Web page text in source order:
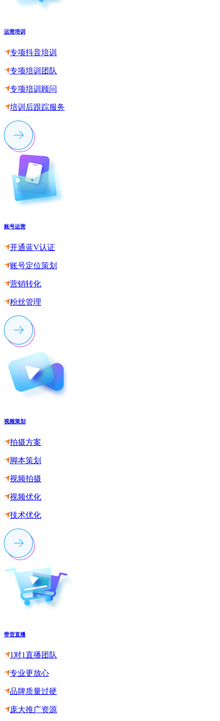
运营培训
专项抖音培训
专项培训团队
专项培训顾问
培训后跟踪服务
账号运营
开通蓝V认证
账号定位策划
营销转化
粉丝管理
视频策划
拍摄方案
脚本策划
视频拍摄
视频优化
技术优化
带货直播
1对1直播团队
专业更放心
品牌质量过硬
庞大推广资源